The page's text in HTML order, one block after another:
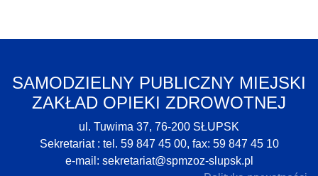
SAMODZIELNY PUBLICZNY MIEJSKI
ZAKŁAD OPIEKI ZDROWOTNEJ
ul. Tuwima 37, 76-200 SŁUPSK
Sekretariat : tel. 59 847 45 00, fax: 59 847 45 10
e-mail: sekretariat@spmzoz-slupsk.pl